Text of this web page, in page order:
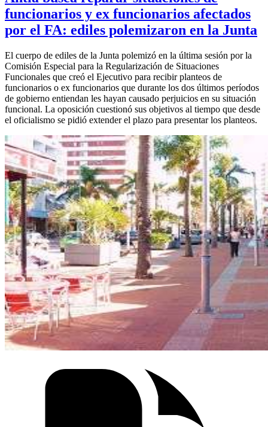
funcionarios y ex funcionarios afectados
por el FA: ediles polemizaron en la Junta
El cuerpo de ediles de la Junta polemizó en la última sesión por la
Comisión Especial para la Regularización de Situaciones
Funcionales que creó el Ejecutivo para recibir planteos de
funcionarios o ex funcionarios que durante los dos últimos períodos
de gobierno entiendan les hayan causado perjuicios en su situación
funcional. La oposición cuestionó sus objetivos al tiempo que desde
el oficialismo se pidió extender el plazo para presentar los planteos.